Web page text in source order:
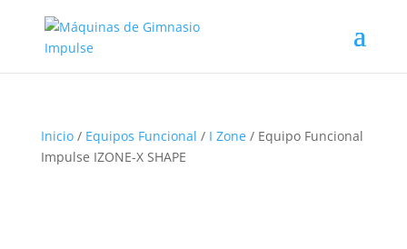
Inicio/ Equipos Funcional / I Zone/ Equipo Funcional
Impulse IZONE-X SHAPE